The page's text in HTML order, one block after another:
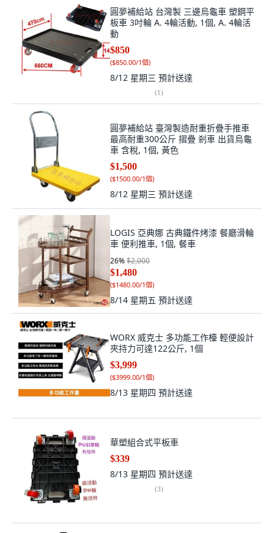
圓夢補給站 台灣製 三邊烏龜車 塑鋼平
板車 3吋輪 A. 4輪活動, 1個, A. 4輪活
動
$850
($850.00/1個)
8/12 星期三 預計送達
(1)
圓夢補給站 臺灣製造耐重折疊手推車
最高耐重300公斤 摺疊 剎車 出貨烏龜
車 含稅, 1個, 黃色
$1,500
($1500.00/1個)
8/12 星期三 預計送達
LOGIS 亞典娜 古典鐵件烤漆 餐廳滑輪
車 便利推車, 1個, 餐車
26%$2,000
$1,480
($1480.00/1個)
8/14 星期五 預計送達
WORX 威克士 多功能工作檯 輕便設計
夾持力可達122公斤, 1個
$3,999
($3999.00/1個)
8/13 星期四 預計送達
華塑組合式平板車
$339
8/13 星期四 預計送達
(3)